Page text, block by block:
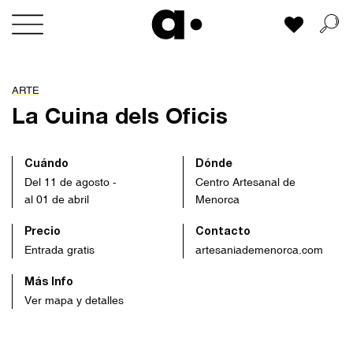
Skip
Mi lista
ARTE
La Cuina dels Oficis
Cuándo
Del 11 de agosto -
al 01 de abril
Dónde
Centro Artesanal de
Menorca
Precio
Entrada gratis
Contacto
artesaniademenorca.com
Más Info
Ver mapa y detalles